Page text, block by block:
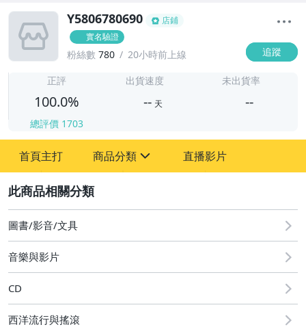
Y5806780690
店鋪
實名驗證
粉絲數 780 20小時前上線 追蹤
正評
100.0%
總評價 1703
出貨速度
-- 天
未出貨率
--
首頁主打 商品分類
其它
直播影片
圖書/影音/文具
音樂與影片
CD
西洋流行與搖滾